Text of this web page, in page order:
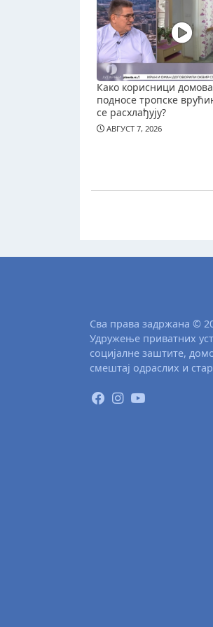
Како корисници
подносе тропске
се расхлађују?
АВГУСТ 7, 2026
Сва права задржана ©
Удружење приватних
социјалне заштите,
смештај одраслих и